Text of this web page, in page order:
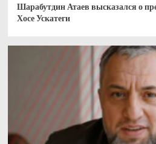
Шарабутдин Атаев высказался о
Хосе Ускатеги